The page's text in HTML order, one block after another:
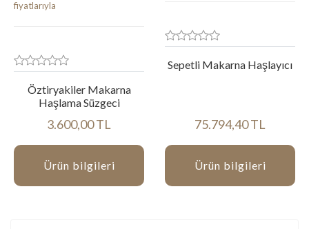
Öztiryakiler Makarna
Haşlama Süzgeci
3.600,00 TL
Ürün bilgileri
Sepetli Makarna Haşlayıcı
75.794,40 TL
Ürün bilgileri